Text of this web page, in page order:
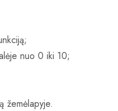
nuo 0 iki 10;
žemėlapyje.